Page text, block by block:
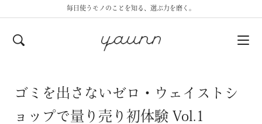
毎日使うモノのことを知る、選ぶ力を磨く。
ゴミを出さないゼロ・ウェイストシ
ョップで量り売り初体験 Vol.1